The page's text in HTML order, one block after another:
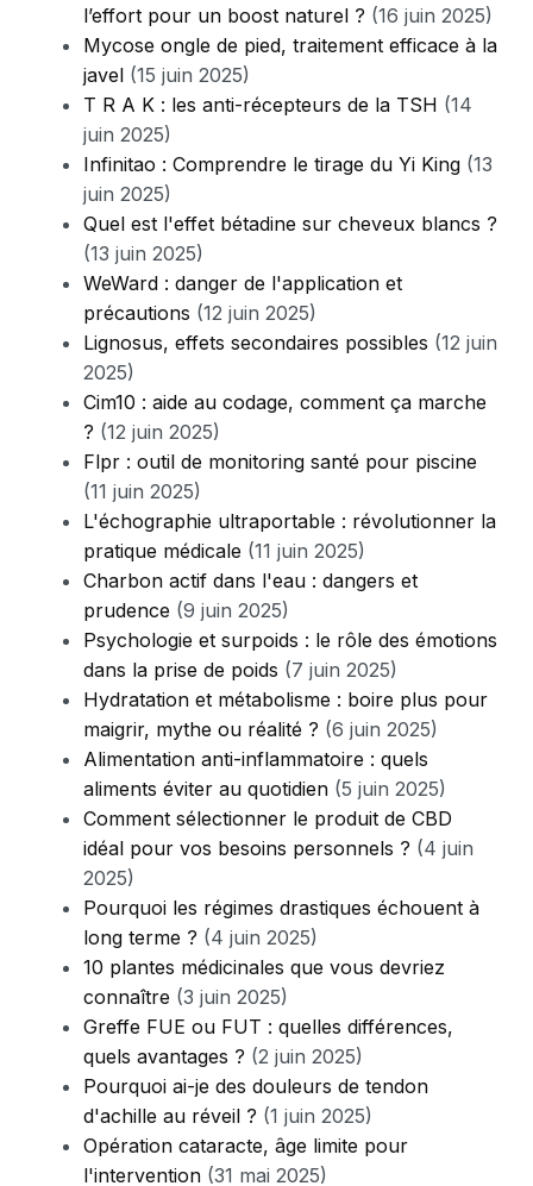
l’effort pour un boost naturel ? (16 juin 2025)
Mycose ongle de pied, traitement efficace à la
javel (15 juin 2025)
T R A K : les anti-récepteurs de la TSH (14
juin 2025)
Infinitao : Comprendre le tirage du Yi King (13
juin 2025)
Quel est l'effet bétadine sur cheveux blancs ?
(13 juin 2025)
WeWard : danger de l'application et
précautions (12 juin 2025)
Lignosus, effets secondaires possibles (12 juin
2025)
Cim10 : aide au codage, comment ça marche
? (12 juin 2025)
Flpr : outil de monitoring santé pour piscine
(11 juin 2025)
L'échographie ultraportable : révolutionner la
pratique médicale (11 juin 2025)
Charbon actif dans l'eau : dangers et
prudence (9 juin 2025)
Psychologie et surpoids : le rôle des émotions
dans la prise de poids (7 juin 2025)
Hydratation et métabolisme : boire plus pour
maigrir, mythe ou réalité ? (6 juin 2025)
Alimentation anti-inflammatoire : quels
aliments éviter au quotidien (5 juin 2025)
Comment sélectionner le produit de CBD
idéal pour vos besoins personnels ? (4 juin
2025)
Pourquoi les régimes drastiques échouent à
long terme ? (4 juin 2025)
10 plantes médicinales que vous devriez
connaître (3 juin 2025)
Greffe FUE ou FUT : quelles différences,
quels avantages ? (2 juin 2025)
Pourquoi ai-je des douleurs de tendon
d'achille au réveil ? (1 juin 2025)
Opération cataracte, âge limite pour
l'intervention (31 mai 2025)